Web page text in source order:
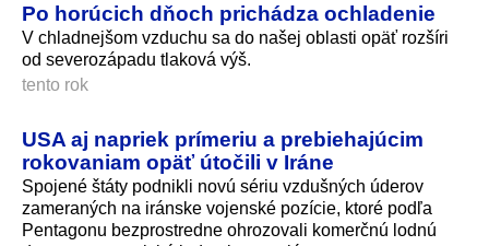
Po horúcich dňoch prichádza ochladenie
V chladnejšom vzduchu sa do našej oblasti opäť rozšíri
od severozápadu tlaková výš.
tento rok
USA aj napriek prímeriu a prebiehajúcim
rokovaniam opäť útočili v Iráne
Spojené štáty podnikli novú sériu vzdušných úderov
zameraných na iránske vojenské pozície, ktoré podľa
Pentagonu bezprostredne ohrozovali komerčnú lodnú